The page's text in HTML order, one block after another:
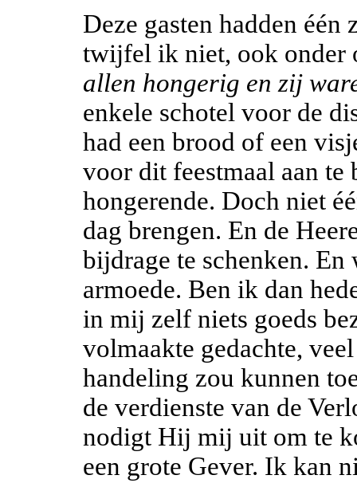
Deze gasten hadden één
twijfel ik niet, ook onder
allen hongerig en zij
enkele schotel voor de
had een brood of een
voor dit feestmaal aan
hongerende. Doch niet
dag brengen. En de
bijdrage te schenken. En
armoede. Ben ik dan
in mij zelf niets goeds
volmaakte gedachte,
handeling zou kunnen
de verdienste van de
nodigt Hij mij uit om te
een grote Gever. Ik kan